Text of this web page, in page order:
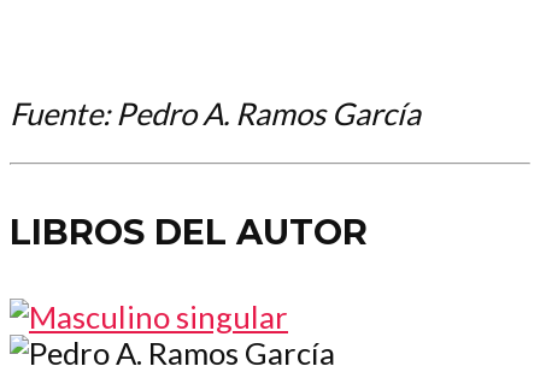
Fuente: Pedro A. Ramos García
LIBROS DEL AUTOR